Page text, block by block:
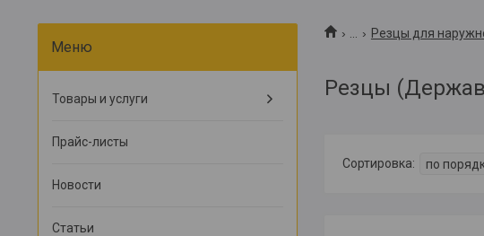
Резцы для
Резцы
Товары и услуги
Прайс-листы
Новости
Статьи